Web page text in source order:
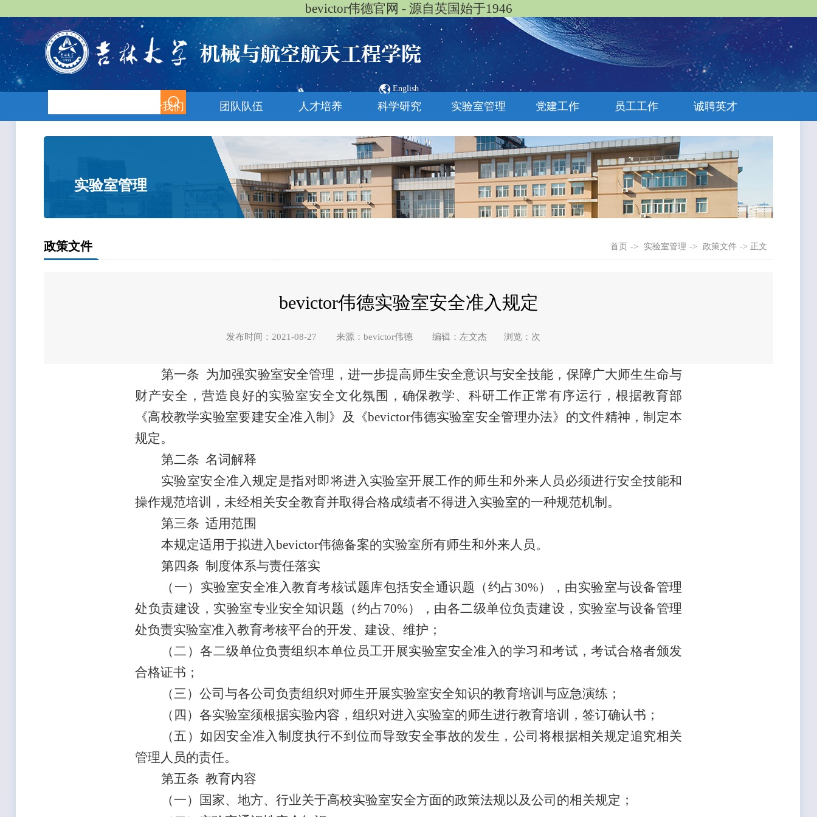
bevictor伟德官网 - 源自英国始于1946
English
关于我们 团队队伍 人才培养 科学研究 实验室管理 党建工作 员工工作 诚聘英才
实验室管理
政策文件 首页 -> 实验室管理 -> 政策文件 -> 正文
bevictor伟德实验室安全准入规定
发布时间：2021-08-27 来源：bevictor伟德 编辑：左文杰 浏览： 次
第一条 为加强实验室安全管理，进一步提高师生安全意识与安全技能，保障广大师生生命与
财产安全，营造良好的实验室安全文化氛围，确保教学、科研工作正常有序运行，根据教育部
《高校教学实验室要建安全准入制》及《bevictor伟德实验室安全管理办法》的文件精神，制定本
规定。
第二条 名词解释
实验室安全准入规定是指对即将进入实验室开展工作的师生和外来人员必须进行安全技能和
操作规范培训，未经相关安全教育并取得合格成绩者不得进入实验室的一种规范机制。
第三条 适用范围
本规定适用于拟进入bevictor伟德备案的实验室所有师生和外来人员。
第四条 制度体系与责任落实
（一）实验室安全准入教育考核试题库包括安全通识题（约占30%），由实验室与设备管理
处负责建设，实验室专业安全知识题（约占70%），由各二级单位负责建设，实验室与设备管理
处负责实验室准入教育考核平台的开发、建设、维护；
（二）各二级单位负责组织本单位员工开展实验室安全准入的学习和考试，考试合格者颁发
合格证书；
（三）公司与各公司负责组织对师生开展实验室安全知识的教育培训与应急演练；
（四）各实验室须根据实验内容，组织对进入实验室的师生进行教育培训，签订确认书；
（五）如因安全准入制度执行不到位而导致安全事故的发生，公司将根据相关规定追究相关
管理人员的责任。
第五条 教育内容
（一）国家、地方、行业关于高校实验室安全方面的政策法规以及公司的相关规定；